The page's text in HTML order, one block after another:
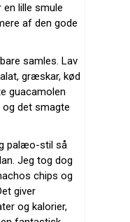
lille smule
af den gode
samles. Lav
græskar, kød
guacamolen
og det smagte
palæo-stil så
Jeg tog dog
chips og
giver
og kalorier,